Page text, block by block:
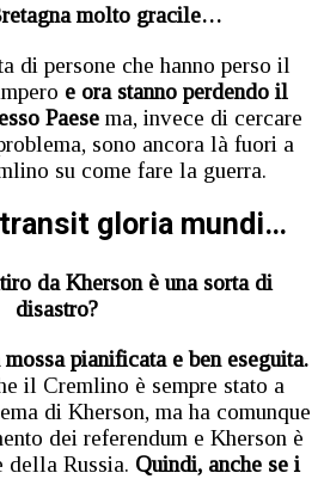
molto gracile…
di persone che hanno perso il
e ora stanno perdendo il
Paese ma, invece di cercare
sono ancora là fuori a
su come fare la guerra.
gloria mundi…
da Kherson è una sorta di
disastro?
pianificata e ben eseguita.
il Cremlino è sempre stato a
di Kherson, ma ha comunque
dei referendum e Kherson è
della Russia. Quindi, anche se i